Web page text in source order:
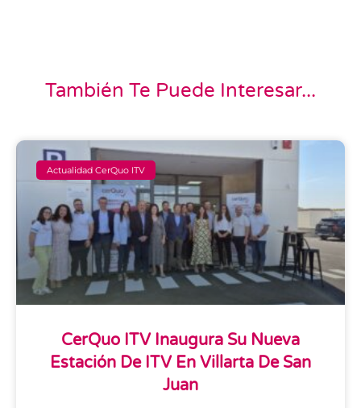
También Te Puede Interesar...
Actualidad CerQuo ITV
CerQuo ITV Inaugura Su Nueva
Estación De ITV En Villarta De San
Juan